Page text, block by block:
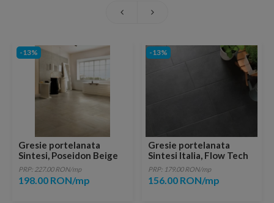
-13%
Gresie portelanata
Sintesi, Poseidon Beige
60,4x60,4 cm
PRP: 227.00 RON/mp
198.00 RON/mp
-13%
Gresie portelanata
Sintesi Italia, Flow Tech
Black 60,4x30 cm
PRP: 179.00 RON/mp
156.00 RON/mp